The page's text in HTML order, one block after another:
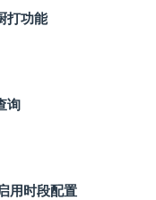
打功能
询
用时段配置